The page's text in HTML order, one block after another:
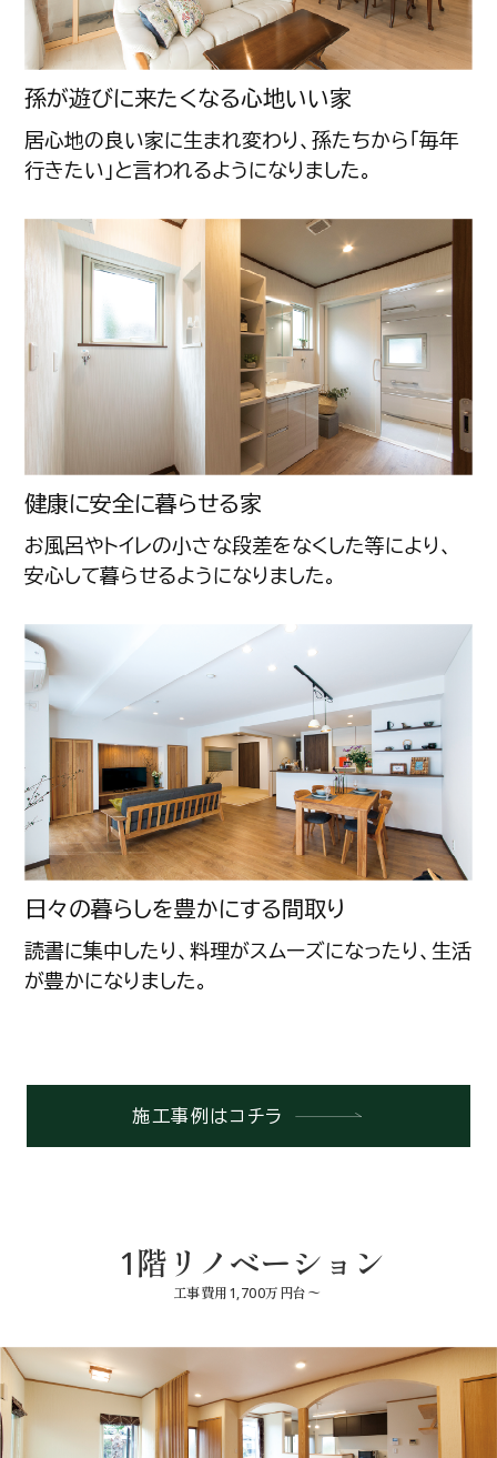
孫が遊びに来たくなる心地いい家
居心地の良い家に生まれ変わり、孫たちから「毎年
行きたい」と言われるようになりました。
健康に安全に暮らせる家
お風呂やトイレの小さな段差をなくした等により、
安心して暮らせるようになりました。
日々の暮らしを豊かにする間取り
読書に集中したり、料理がスムーズになったり、生活
が豊かになりました。
施工事例はコチラ
1階リノベーション
工事費用1,700万円台〜